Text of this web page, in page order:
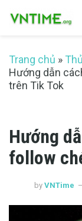
Trang chủ »
Hướng dẫn
trên Tik Tok
Hướng
follow
by VNTime